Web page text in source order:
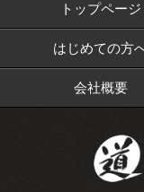
トップページ
はじめての方
会社概要